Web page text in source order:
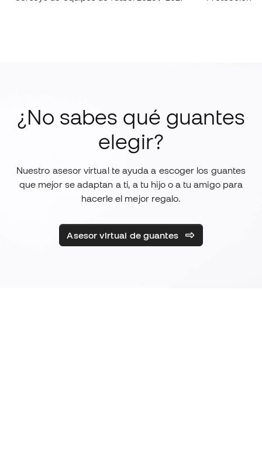
¿No sabes qué guantes
elegir?
Nuestro asesor virtual te ayuda a escoger los guantes
que mejor se adaptan a ti, a tu hijo o a tu amigo para
hacerle el mejor regalo.
Asesor virtual de guantes